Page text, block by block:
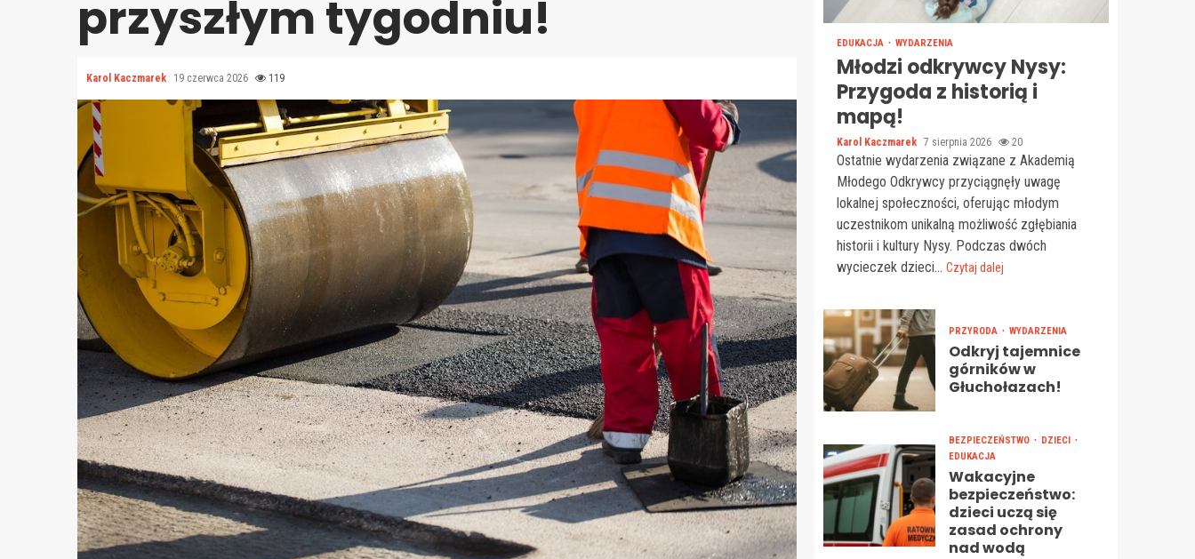
przyszłym tygodniu!
Karol Kaczmarek 19 czerwca 2026 119
EDUKACJA WYDARZENIA
Młodzi odkrywcy Nysy:
Przygoda z historią i
mapą!
Karol Kaczmarek 7 sierpnia 2026 20
Ostatnie wydarzenia związane z Akademią
Młodego Odkrywcy przyciągnęły uwagę
lokalnej społeczności, oferując młodym
uczestnikom unikalną możliwość zgłębiania
historii i kultury Nysy. Podczas dwóch
wycieczek dzieci... Czytaj dalej
PRZYRODA WYDARZENIA
Odkryj tajemnice
górników w
Głuchołazach!
BEZPIECZEŃSTWO
DZIECI
EDUKACJA
Wakacyjne
bezpieczeństwo:
dzieci uczą się
zasad ochrony
nad wodą